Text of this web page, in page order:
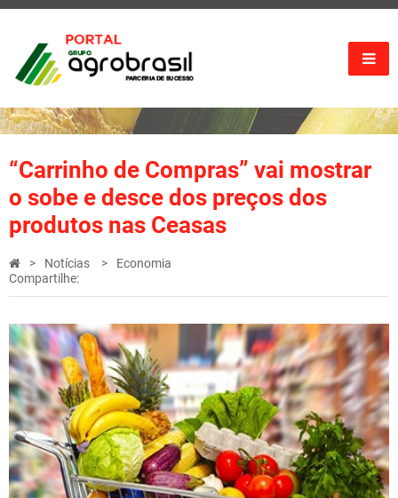
“Carrinho de Compras” vai mostrar
o sobe e desce dos preços dos
produtos nas Ceasas
Notícias
Economia
Compartilhe: